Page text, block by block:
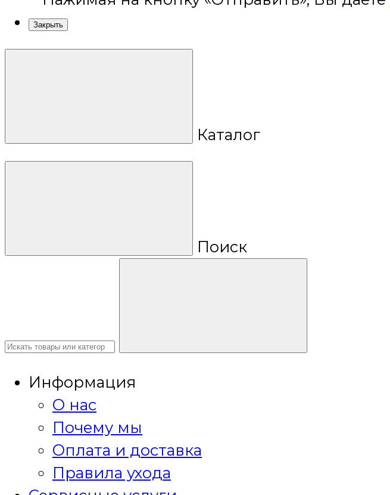
Закрыть
Каталог
Поиск
Информация
О нас
Почему мы
Оплата и доставка
Правила ухода